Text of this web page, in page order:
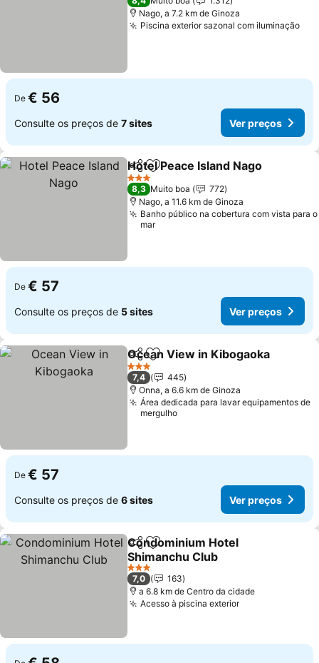
Nago, a 7.2 km de Ginoza
Piscina exterior sazonal com iluminação
De € 56
Consulte os preços de 7 sites Ver preços
PartilharAdicionar aos favoritos
Hotel Peace Island Nago
3 Estrelas
8,3 Muito boa
772
Nago, a 11.6 km de Ginoza
Banho público na cobertura com vista para o
mar
De € 57
Consulte os preços de 5 sites Ver preços
PartilharAdicionar aos favoritos
Ocean View in Kibogaoka
3 Estrelas
7,4
445
Onna, a 6.6 km de Ginoza
Área dedicada para lavar equipamentos de
mergulho
De € 57
Consulte os preços de 6 sites Ver preços
PartilharAdicionar aos favoritos
Condominium Hotel
Shimanchu Club
Ver preços
3 Estrelas
7,0
163
a 6.8 km de Centro da cidade
Acesso à piscina exteriorVer preços